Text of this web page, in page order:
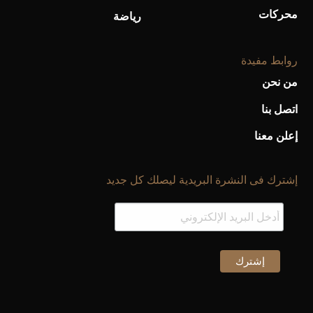
محركات رياضة
روابط مفيدة
من نحن
اتصل بنا
إعلن معنا
إشترك فى النشرة البريدية ليصلك كل جديد